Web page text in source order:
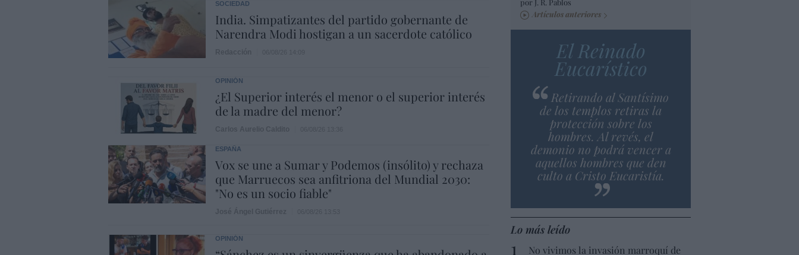
SOCIEDAD
India. Simpatizantes del partido gobernante de
Narendra Modi hostigan a un sacerdote católico
OPINIÓN
¿El Superior interés el menor o el superior interés
de la madre del menor?
ESPAÑA
Vox se une a Sumar y Podemos (insólito) y rechaza
que Marruecos sea anfitriona del Mundial 2030:
"No es un socio fiable"
OPINIÓN
por J. R. Pablos
Artículos anteriores
El Reinado
Eucarístico
Retirando al Santísimo
de los templos retiras la
protección sobre los
hombres. Al revés, el
demonio no podrá vencer a
aquellos hombres que den
culto a Cristo Eucaristía.
Lo más leído
No vivimos la invasión marroquí de